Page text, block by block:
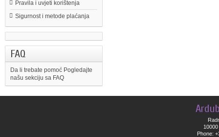
Pravila i uvjeti korištenja
Sigurnost i metode plaćanja
FAQ
Da li trebate pomoć Pogledajte
našu sekciju sa FAQ
Phone: